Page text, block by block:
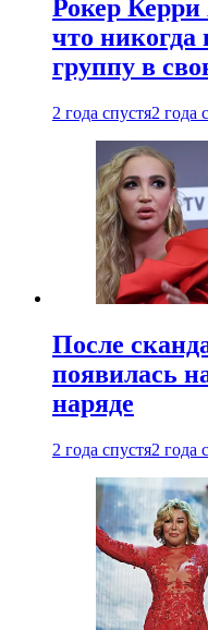
Рокер
что никогда
группу в
2 года спустя2 года
После
появилась
наряде
2 года спустя2 года